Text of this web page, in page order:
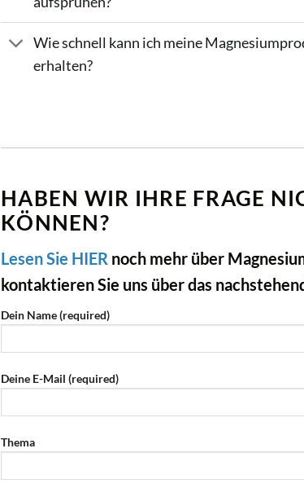
Wie schnell kann ich meine
erhalten?
HABEN WIR IHRE FRAGE
KÖNNEN?
Lesen Sie HIER noch mehr über
kontaktieren Sie uns über das
Dein Name (required)
Deine E-Mail (required)
Thema